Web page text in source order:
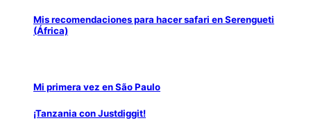
Mis recomendaciones para hacer safari en Serengueti
(África)
Mi primera vez en São Paulo
¡Tanzania con Justdiggit!